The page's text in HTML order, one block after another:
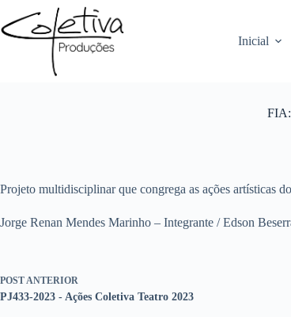
para
o
Inicial
FIA:
Projeto multidisciplinar que congrega as ações artísticas
Jorge Renan Mendes Marinho – Integrante / Edson
POSTANTERIOR
PJ433-2023 - Ações Coletiva Teatro 2023